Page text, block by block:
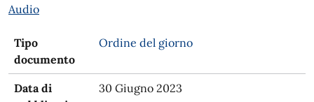
Audio
Tipo
documento
Ordine del giorno
Data di
30 Giugno 2023